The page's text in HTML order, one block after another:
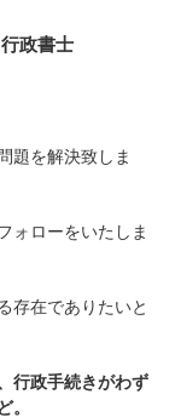
政書士
題を解決致しま
ォローをいたしま
存在でありたいと
行政手続きがわず
。